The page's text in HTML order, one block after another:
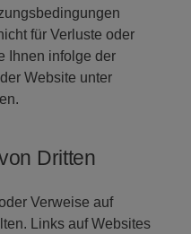
für Verluste oder
Ihnen infolge der
Website unter
Dritten
Verweise auf
Links auf Websites